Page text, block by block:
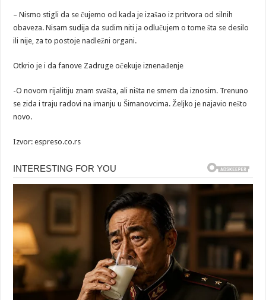
– Nismo stigli da se čujemo od kada je izašao iz pritvora od silnih
obaveza. Nisam sudija da sudim niti ja odlučujem o tome šta se desilo
ili nije, za to postoje nadležni organi.
Otkrio je i da fanove Zadruge očekuje iznenađenje
-O novom rijalitiju znam svašta, ali ništa ne smem da iznosim. Trenuno
se zida i traju radovi na imanju u Šimanovcima. Željko je najavio nešto
novo.
Izvor: espreso.co.rs